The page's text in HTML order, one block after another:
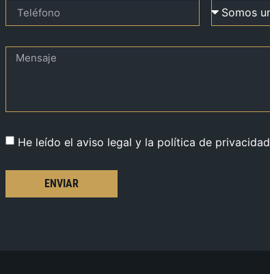
He leído el aviso legal y la política de privacidad
ENVIAR